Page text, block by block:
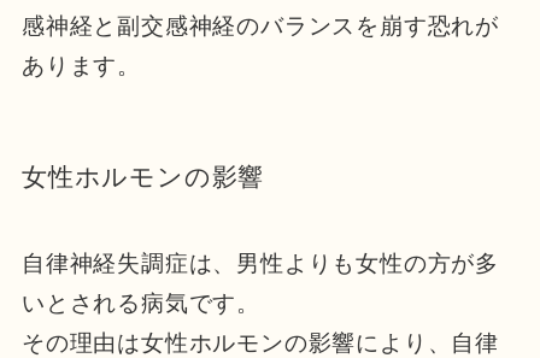
感神経と副交感神経のバランスを崩す恐れが
あります。
女性ホルモンの影響
自律神経失調症は、男性よりも女性の方が多
いとされる病気です。
その理由は女性ホルモンの影響により、自律